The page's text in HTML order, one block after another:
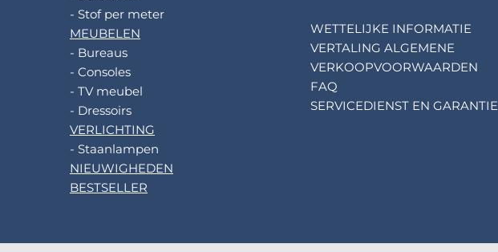
- Stof per meter
MEUBELEN
- Bureaus
- Consoles
- TV meubel
- Dressoirs
VERLICHTING
- Staanlampen
NIEUWIGHEDEN
BESTSELLER
WETTELIJKE INFORMATIE
VERTALING ALGEMENE
VERKOOPVOORWAARDEN
FAQ
SERVICEDIENST EN GARANTIE